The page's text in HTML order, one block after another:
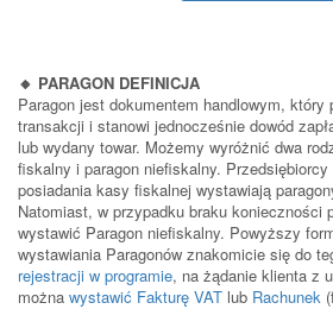
🔸 PARAGON DEFINICJA
Paragon jest dokumentem handlowym, który
transakcji i stanowi jednocześnie dowód
lub wydany towar. Możemy wyróżnić dwa
fiskalny i paragon niefiskalny.
posiadania kasy fiskalnej wystawiają
Natomiast, w przypadku braku konieczności
wystawić Paragon niefiskalny. Powyższy
wystawiania Paragonów znakomicie się do
rejestracji w programie, na żądanie klienta z
można wystawić Fakturę VAT lub Rachunek